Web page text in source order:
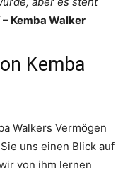
– Kemba Walker
Kemba
Walkers Vermögen
uns einen Blick auf
von ihm lernen